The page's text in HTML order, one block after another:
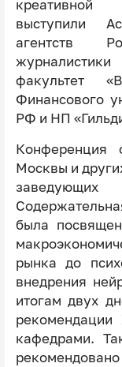
креативной
выступили
агентств
факультет
Финансового
РФ и НП
Конференция
Москвы и
была
рынка до
внедрения
итогам двух
кафедрами.